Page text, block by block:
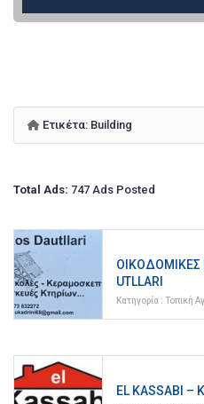
Ετικέτα: Building
Total Ads: 747 Ads Posted
ΟΙΚΟΔΟΜΙΚΈΣ
UTLLARI
Κατηγορία : Τοπική
EL KASSABI –